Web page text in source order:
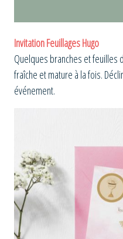
Invitation Feuillages Hugo
Quelques branches et feuilles
fraîche et mature à la fois.
événement.